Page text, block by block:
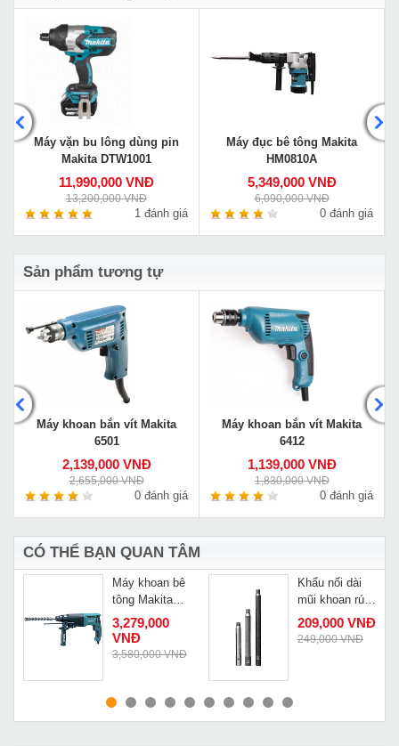
Máy vặn bu lông dùng pin
Makita DTW1001
11,990,000 VNĐ
13,200,000 VNĐ
1 đánh giá
Máy đục bê tông Makita
HM0810A
5,349,000 VNĐ
6,090,000 VNĐ
0 đánh giá
Sản phẩm tương tự
Máy khoan bắn vít Makita
6501
2,139,000 VNĐ
2,655,000 VNĐ
0 đánh giá
Máy khoan bắn vít Makita
6412
1,139,000 VNĐ
1,830,000 VNĐ
0 đánh giá
CÓ THỂ BẠN QUAN TÂM
MUA NGAY
Máy khoan bê
tông Makita
HR2601
3,279,000
VNĐ
3,580,000 VNĐ
MUA NGAY
Khẩu nối dài
mũi khoan rút
lõi 40cm
209,000 VNĐ
249,000 VNĐ